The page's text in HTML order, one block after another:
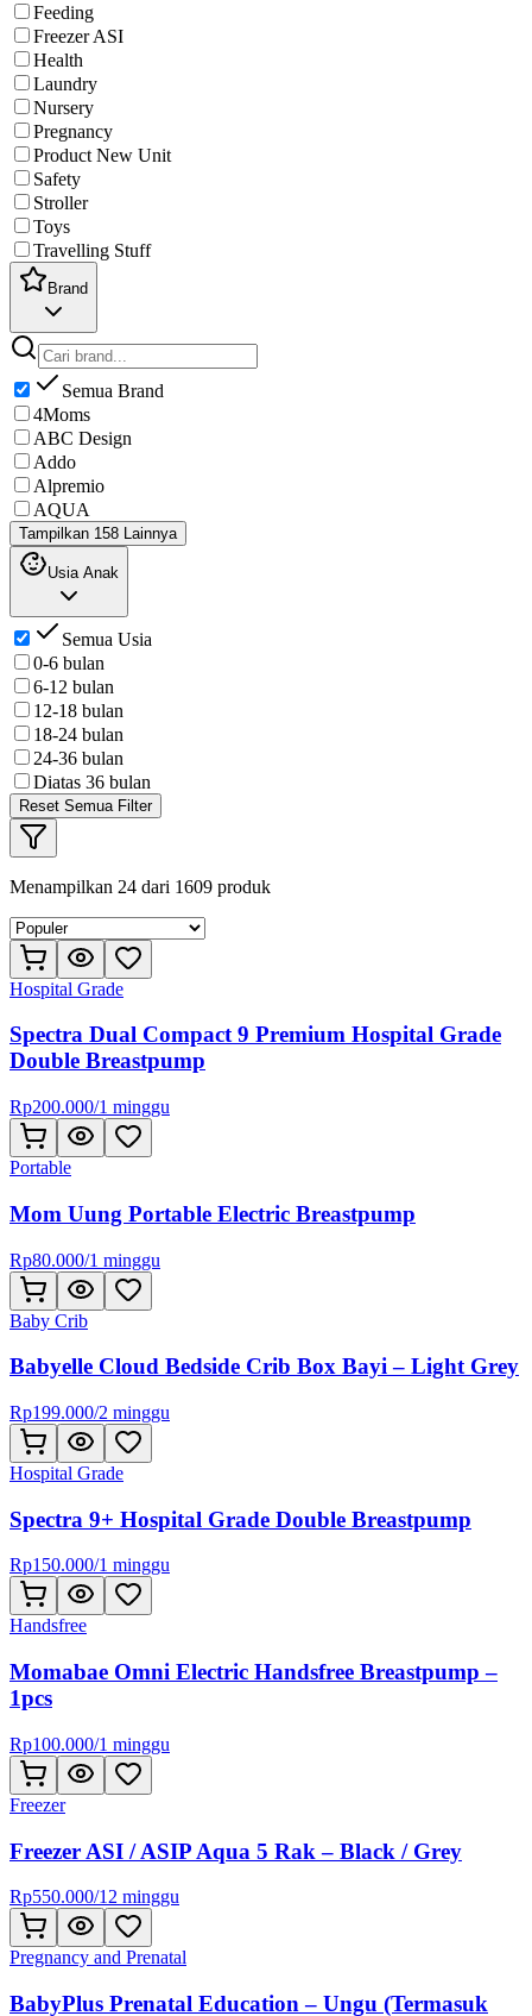
Feeding
Freezer ASI
Health
Laundry
Nursery
Pregnancy
Product New Unit
Safety
Stroller
Toys
Travelling Stuff
Brand
Semua Brand
4Moms
ABC Design
Addo
Alpremio
AQUA
Tampilkan 158 Lainnya
Usia Anak
Semua Usia
0-6 bulan
6-12 bulan
12-18 bulan
18-24 bulan
24-36 bulan
Diatas 36 bulan
Reset Semua Filter
Menampilkan 24 dari 1609 produk
Hospital Grade
Spectra Dual Compact 9 Premium Hospital Grade
Double Breastpump
Rp200.000/1 minggu
Portable
Mom Uung Portable Electric Breastpump
Rp80.000/1 minggu
Baby Crib
Babyelle Cloud Bedside Crib Box Bayi – Light Grey
Rp199.000/2 minggu
Hospital Grade
Spectra 9+ Hospital Grade Double Breastpump
Rp150.000/1 minggu
Handsfree
Momabae Omni Electric Handsfree Breastpump –
1pcs
Rp100.000/1 minggu
Freezer
Freezer ASI / ASIP Aqua 5 Rak – Black / Grey
Rp550.000/12 minggu
Pregnancy and Prenatal
BabyPlus Prenatal Education – Ungu (Termasuk